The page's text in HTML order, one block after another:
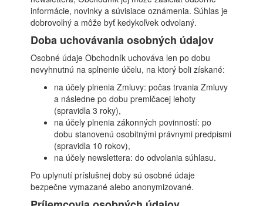
informácie, novinky a súvisiace oznámenia. Súhlas je
dobrovoľný a môže byť kedykoľvek odvolaný.
Doba uchovávania osobných údajov
Osobné údaje Obchodník uchováva len po dobu
nevyhnutnú na splnenie účelu, na ktorý boli získané:
na účely plnenia Zmluvy: počas trvania Zmluvy
a následne po dobu premlčacej lehoty
(spravidla 3 roky),
na účely plnenia zákonných povinností: po
dobu stanovenú osobitnými právnymi predpismi
(spravidla 10 rokov),
na účely newslettera: do odvolania súhlasu.
Po uplynutí príslušnej doby sú osobné údaje
bezpečne vymazané alebo anonymizované.